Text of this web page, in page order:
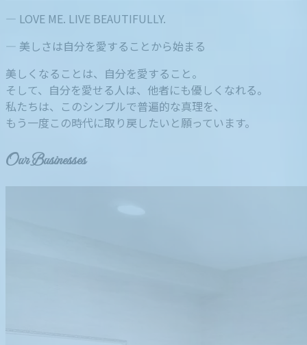
― LOVE ME. LIVE BEAUTIFULLY.
― 美しさは自分を愛することから始まる
美しくなることは、自分を愛すること。
そして、自分を愛せる人は、他者にも優しくなれる。
私たちは、このシンプルで普遍的な真理を、
もう一度この時代に取り戻したいと願っています。
Our Businesses